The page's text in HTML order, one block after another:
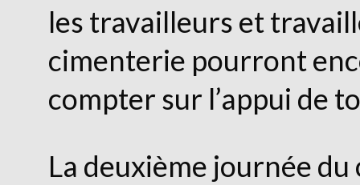
les travailleurs et
cimenterie pourront
compter sur l’appui de
La deuxième journée du